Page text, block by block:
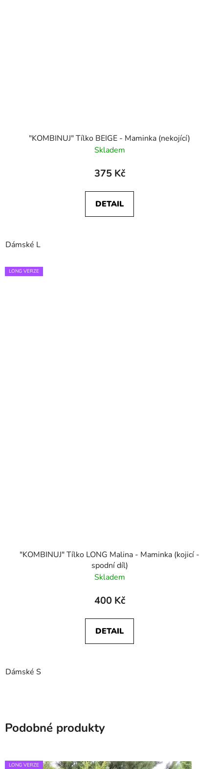
"KOMBINUJ" Tílko BEIGE - Maminka (nekojící)
Skladem
375 Kč
DETAIL
Dámské L
LONG VERZE
"KOMBINUJ" Tílko LONG Malina - Maminka (kojicí -
spodní díl)
Skladem
400 Kč
DETAIL
Dámské S
Podobné produkty
LONG VERZE